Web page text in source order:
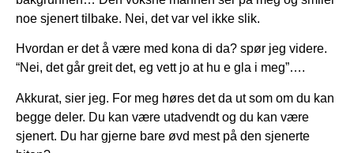
noe sjenert tilbake. Nei, det var vel ikke slik.
Hvordan er det å være med kona di da? spør jeg videre.
“Nei, det går greit det, eg vett jo at hu e gla i meg”….
Akkurat, sier jeg. For meg høres det da ut som om du kan
begge deler. Du kan være utadvendt og du kan være
sjenert. Du har gjerne bare øvd mest på den sjenerte